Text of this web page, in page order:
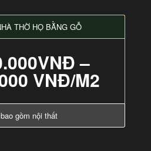
THỜ HỌ BẰNG GỖ
–
VNĐ/M2
gồm nội thất